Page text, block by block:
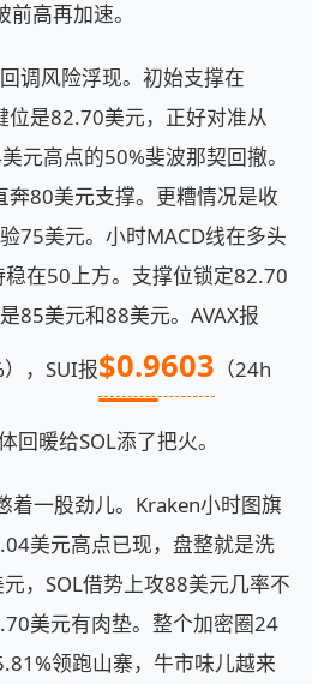
高再加速。
调风险浮现。初始支撑在
是82.70美元，正好对准从
元高点的50%斐波那契回撤。
80美元支撑。更糟情况是收
75美元。小时MACD线在多头
稳在50上方。支撑位锁定82.70
85美元和88美元。AVAX报
），SUI报$0.9603 （24h
暖给SOL添了把火。
着一股劲儿。Kraken小时图旗
美元高点已现，盘整就是洗
，SOL借势上攻88美元几率不
美元有肉垫。整个加密圈24
领跑山寨，牛市味儿越来